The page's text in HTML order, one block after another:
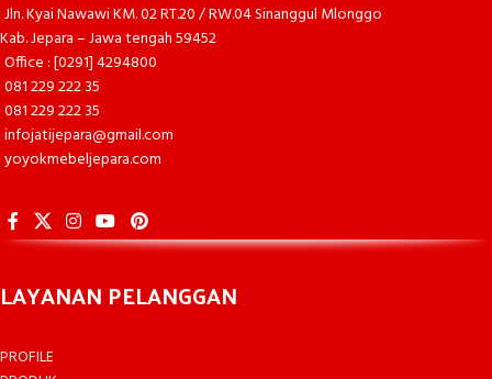
Jln. Kyai Nawawi KM. 02 RT.20 / RW.04 Sinanggul Mlonggo
Kab. Jepara – Jawa tengah 59452
Office : [0291] 4294800
081 229 222 35
081 229 222 35
infojatijepara@gmail.com
yoyokmebeljepara.com
LAYANAN PELANGGAN
PROFILE